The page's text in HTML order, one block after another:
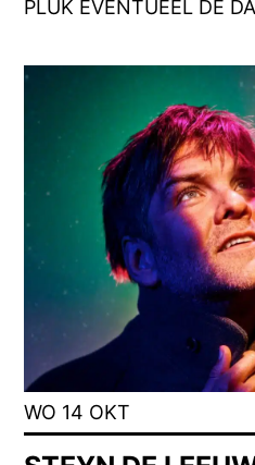
PLUK EVENTUEEL DE
WO 14 OKT